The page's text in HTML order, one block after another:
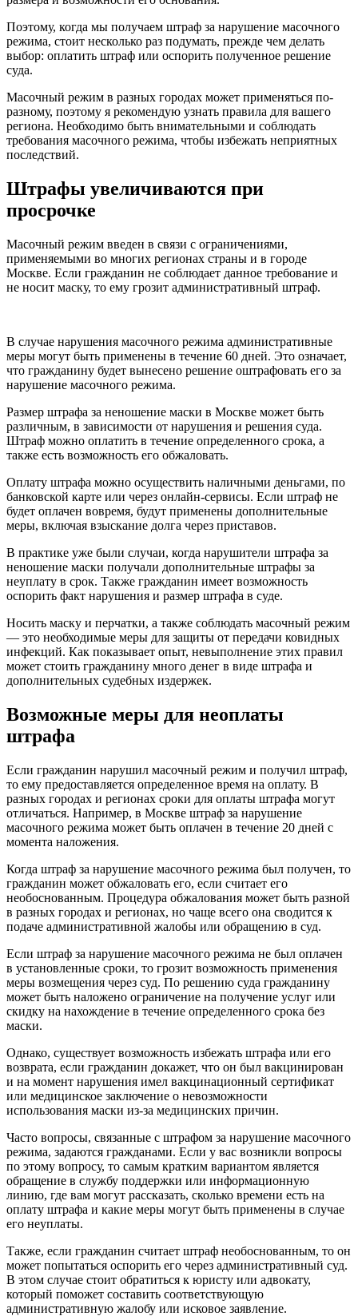
Поэтому, когда мы получаем штраф за нарушение масочного
режима, стоит несколько раз подумать, прежде чем делать
выбор: оплатить штраф или оспорить полученное решение
суда.
Масочный режим в разных городах может применяться по-
разному, поэтому я рекомендую узнать правила для вашего
региона. Необходимо быть внимательными и соблюдать
требования масочного режима, чтобы избежать неприятных
последствий.
Штрафы увеличиваются при
просрочке
Масочный режим введен в связи с ограничениями,
применяемыми во многих регионах страны и в городе
Москве. Если гражданин не соблюдает данное требование и
не носит маску, то ему грозит административный штраф.
В случае нарушения масочного режима административные
меры могут быть применены в течение 60 дней. Это означает,
что гражданину будет вынесено решение оштрафовать его за
нарушение масочного режима.
Размер штрафа за неношение маски в Москве может быть
различным, в зависимости от нарушения и решения суда.
Штраф можно оплатить в течение определенного срока, а
также есть возможность его обжаловать.
Оплату штрафа можно осуществить наличными деньгами, по
банковской карте или через онлайн-сервисы. Если штраф не
будет оплачен вовремя, будут применены дополнительные
меры, включая взыскание долга через приставов.
В практике уже были случаи, когда нарушители штрафа за
неношение маски получали дополнительные штрафы за
неуплату в срок. Также гражданин имеет возможность
оспорить факт нарушения и размер штрафа в суде.
Носить маску и перчатки, а также соблюдать масочный режим
— это необходимые меры для защиты от передачи ковидных
инфекций. Как показывает опыт, невыполнение этих правил
может стоить гражданину много денег в виде штрафа и
дополнительных судебных издержек.
Возможные меры для неоплаты
штрафа
Если гражданин нарушил масочный режим и получил штраф,
то ему предоставляется определенное время на оплату. В
разных городах и регионах сроки для оплаты штрафа могут
отличаться. Например, в Москве штраф за нарушение
масочного режима может быть оплачен в течение 20 дней с
момента наложения.
Когда штраф за нарушение масочного режима был получен, то
гражданин может обжаловать его, если считает его
необоснованным. Процедура обжалования может быть разной
в разных городах и регионах, но чаще всего она сводится к
подаче административной жалобы или обращению в суд.
Если штраф за нарушение масочного режима не был оплачен
в установленные сроки, то грозит возможность применения
меры возмещения через суд. По решению суда гражданину
может быть наложено ограничение на получение услуг или
скидку на нахождение в течение определенного срока без
маски.
Однако, существует возможность избежать штрафа или его
возврата, если гражданин докажет, что он был вакцинирован
и на момент нарушения имел вакцинационный сертификат
или медицинское заключение о невозможности
использования маски из-за медицинских причин.
Часто вопросы, связанные с штрафом за нарушение масочного
режима, задаются гражданами. Если у вас возникли вопросы
по этому вопросу, то самым кратким вариантом является
обращение в службу поддержки или информационную
линию, где вам могут рассказать, сколько времени есть на
оплату штрафа и какие меры могут быть применены в случае
его неуплаты.
Также, если гражданин считает штраф необоснованным, то он
может попытаться оспорить его через административный суд.
В этом случае стоит обратиться к юристу или адвокату,
который поможет составить соответствующую
административную жалобу или исковое заявление.